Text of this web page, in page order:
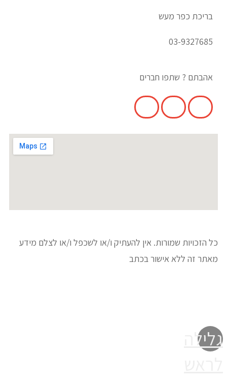
בריכת כפר מעש
03-9327685
אהבתם ? שתפו חברים
כל הזכויות שמורות. אין להעתיק ו/או לשכפל ו/או לצלם מידע
מאתר זה ללא אישור בכתב
גלילה